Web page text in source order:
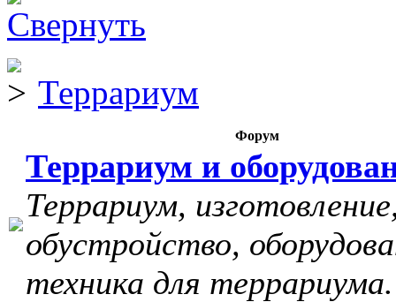
Террариум
Форум
Террариум и
Террариум,
обустройство,
техника для террариума.